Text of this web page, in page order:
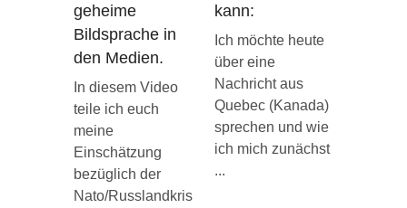
geheime
Bildsprache in
den Medien.
In diesem Video
teile ich euch
meine
Einschätzung
bezüglich der
Nato/Russlandkris
kann:
Ich möchte heute
über eine
Nachricht aus
Quebec (Kanada)
sprechen und wie
ich mich zunächst
...